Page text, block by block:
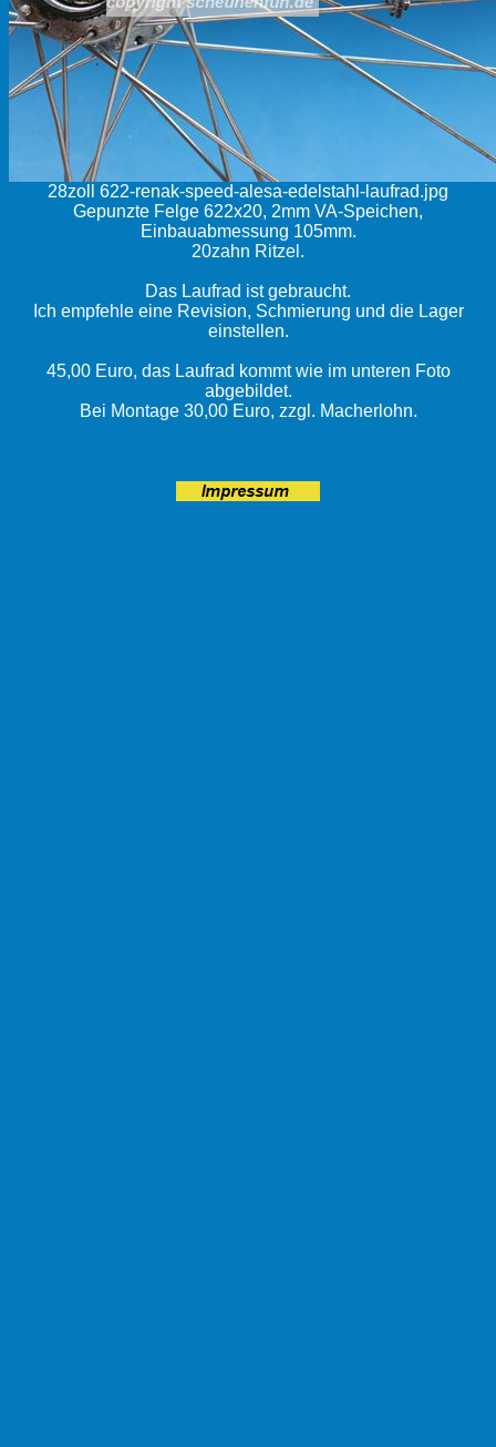
28zoll 622-renak-speed-alesa-edelstahl-laufrad.jpg
Gepunzte Felge 622x20, 2mm VA-Speichen,
Einbauabmessung 105mm.
20zahn Ritzel.
Das Laufrad ist gebraucht.
Ich empfehle eine Revision, Schmierung und die Lager
einstellen.
45,00 Euro, das Laufrad kommt wie im unteren Foto
abgebildet.
Bei Montage 30,00 Euro, zzgl. Macherlohn.